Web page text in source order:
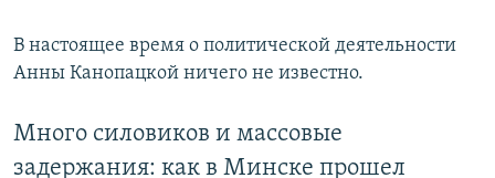
В настоящее время о политической деятельности
Анны Канопацкой ничего не известно.
Много силовиков и массовые
задержания: как в Минске прошел